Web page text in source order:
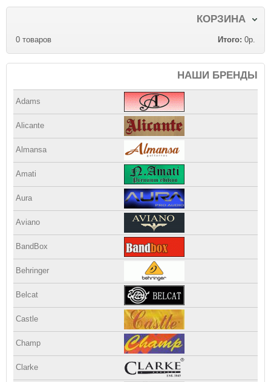
КОРЗИНА
0товаров Итого: 0р.
НАШИ БРЕНДЫ
Adams
Alicante
Almansa
Amati
Aura
Aviano
BandBox
Behringer
Belcat
Castle
Champ
Clarke